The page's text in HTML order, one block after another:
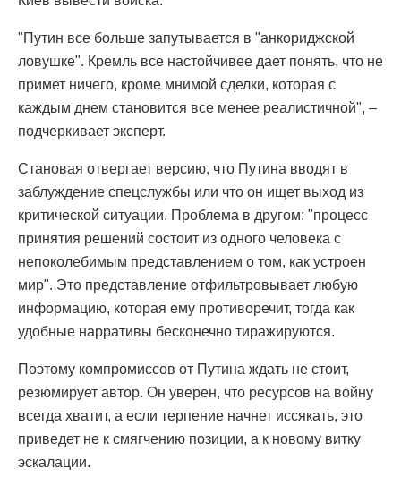
"Путин все больше запутывается в "анкориджской
ловушке". Кремль все настойчивее дает понять, что не
примет ничего, кроме мнимой сделки, которая с
каждым днем становится все менее реалистичной", –
подчеркивает эксперт.
Становая отвергает версию, что Путина вводят в
заблуждение спецслужбы или что он ищет выход из
критической ситуации. Проблема в другом: "процесс
принятия решений состоит из одного человека с
непоколебимым представлением о том, как устроен
мир". Это представление отфильтровывает любую
информацию, которая ему противоречит, тогда как
удобные нарративы бесконечно тиражируются.
Поэтому компромиссов от Путина ждать не стоит,
резюмирует автор. Он уверен, что ресурсов на войну
всегда хватит, а если терпение начнет иссякать, это
приведет не к смягчению позиции, а к новому витку
эскалации.